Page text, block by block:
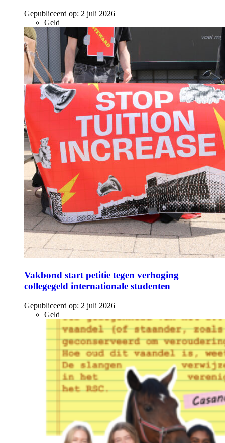
Gepubliceerd op: 2 juli 2026
Geld
Vakbond start petitie tegen verhoging
collegegeld internationale studenten
Gepubliceerd op: 2 juli 2026
Geld